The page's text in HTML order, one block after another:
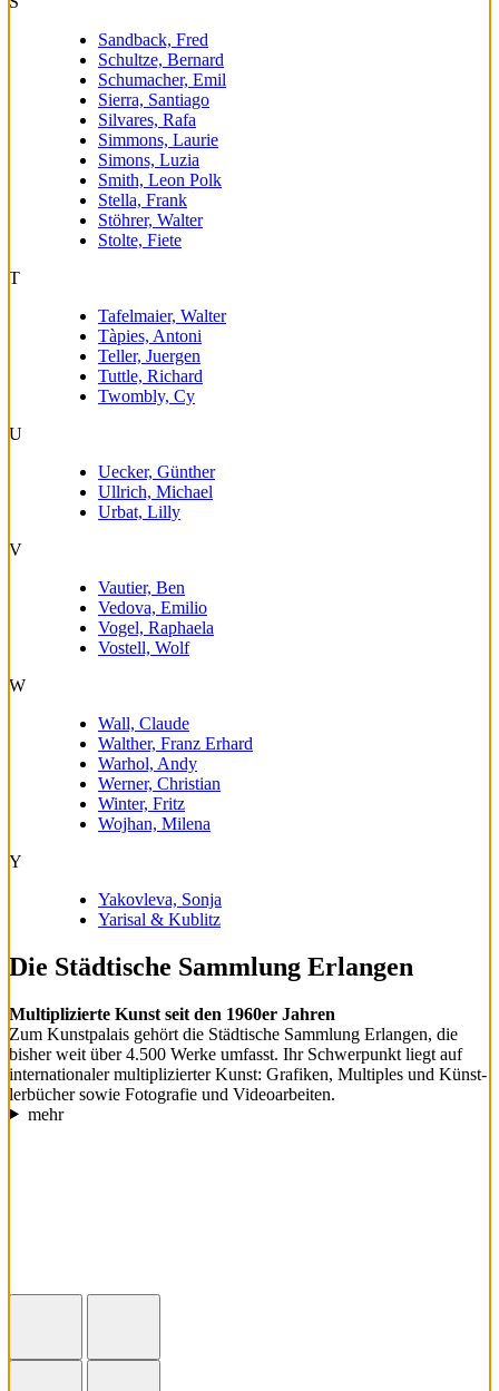
Sandback, Fred
Schultze, Bernard
Schumacher, Emil
Sierra, Santiago
Silvares, Rafa
Simmons, Laurie
Simons, Luzia
Smith, Leon Polk
Stella, Frank
Stöhrer, Walter
Stolte, Fiete
T
Tafelmaier, Walter
Tàpies, Antoni
Teller, Juergen
Tuttle, Richard
Twombly, Cy
U
Uecker, Günther
Ullrich, Michael
Urbat, Lilly
V
Vautier, Ben
Vedova, Emilio
Vogel, Raphaela
Vostell, Wolf
W
Wall, Claude
Walther, Franz Erhard
Warhol, Andy
Werner, Christian
Winter, Fritz
Wojhan, Milena
Y
Yakovleva, Sonja
Yarisal & Kublitz
Die Städ­ti­sche Samm­lung Erlangen
Multi­pli­zierte Kunst seit den 1960er Jahren
Zum Kunst­pa­lais gehört die Städ­ti­sche Samm­lung Erlangen, die
bisher weit über 4.500 Werke umfasst. Ihr Schwer­punkt liegt auf
inter­na­tio­naler multi­pli­zierter Kunst: Grafiken, Multi­ples und Künst­
ler­bü­cher sowie Foto­grafie und Video­ar­beiten.
mehr